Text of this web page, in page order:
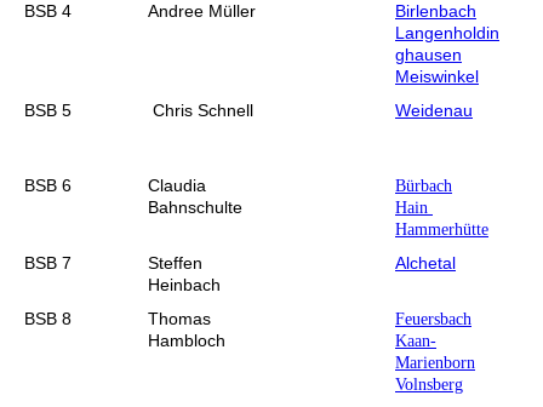
BSB 4 Andree Müller
Birlenbach
Langenholdin
ghausen
Meiswinkel
BSB 5
Chris Schnell Weidenau
BSB 6
Claudia
Bahnschulte
Bürbach
Hain
Hammerhütte
BSB 7
Steffen
Heinbach
Alchetal
BSB 8
Thomas
Hambloch
Feuersbach
Kaan-
Marienborn
Volnsberg